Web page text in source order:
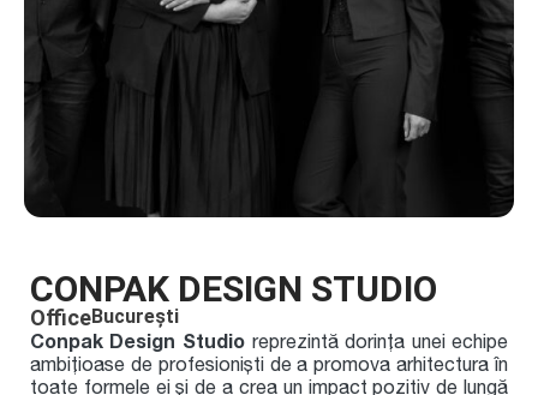
CONPAK DESIGN STUDIO
OfficeBucurești
Conpak Design Studioreprezintă dorința unei echipe
ambițioase de profesioniști de a promova arhitectura în
toate formele ei și de a crea un impact pozitiv de lungă